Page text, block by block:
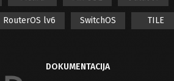
RouterOS lv6 SwitchOS TILE
DOKUMENTACIJA